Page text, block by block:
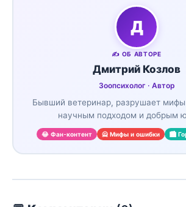
Д
✍️ ОБ АВТОРЕ
Дмитрий Козлов
Зоопсихолог · Автор
Бывший ветеринар, разрушает
научным подходом и добрым
😂 Фан-контент 🙅 Мифы и ошибки 🏙️